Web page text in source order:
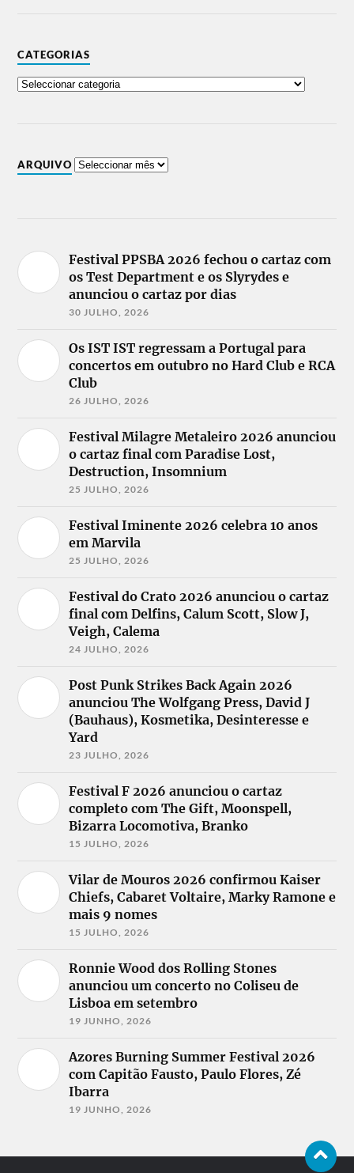
CATEGORIAS
ARQUIVO
Festival PPSBA 2026 fechou o cartaz com
os Test Department e os Slyrydes e
anunciou o cartaz por dias
30 JULHO, 2026
Os IST IST regressam a Portugal para
concertos em outubro no Hard Club e RCA
Club
26 JULHO, 2026
Festival Milagre Metaleiro 2026 anunciou
o cartaz final com Paradise Lost,
Destruction, Insomnium
25 JULHO, 2026
Festival Iminente 2026 celebra 10 anos
em Marvila
25 JULHO, 2026
Festival do Crato 2026 anunciou o cartaz
final com Delfins, Calum Scott, Slow J,
Veigh, Calema
24 JULHO, 2026
Post Punk Strikes Back Again 2026
anunciou The Wolfgang Press, David J
(Bauhaus), Kosmetika, Desinteresse e
Yard
23 JULHO, 2026
Festival F 2026 anunciou o cartaz
completo com The Gift, Moonspell,
Bizarra Locomotiva, Branko
15 JULHO, 2026
Vilar de Mouros 2026 confirmou Kaiser
Chiefs, Cabaret Voltaire, Marky Ramone e
mais 9 nomes
15 JULHO, 2026
Ronnie Wood dos Rolling Stones
anunciou um concerto no Coliseu de
Lisboa em setembro
19 JUNHO, 2026
Azores Burning Summer Festival 2026
com Capitão Fausto, Paulo Flores, Zé
Ibarra
19 JUNHO, 2026